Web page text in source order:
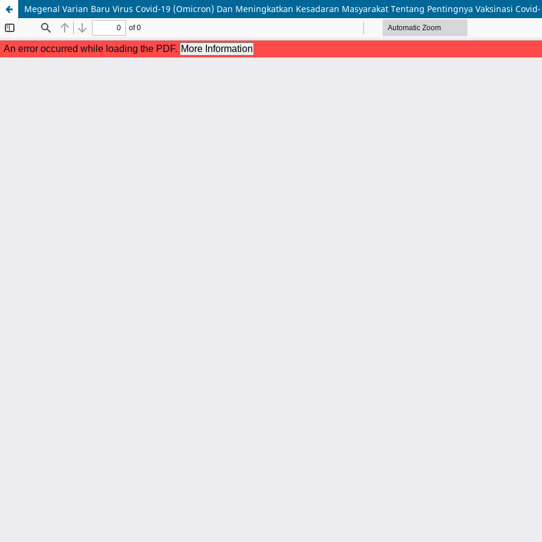
Megenal Varian Baru Virus Covid-19 (Omicron) Dan Meningkatkan Kesadaran Masyarakat Tentang Pentingnya Vaksinasi Covid-